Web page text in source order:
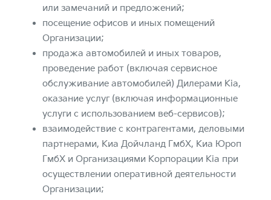
или замечаний и предложений;
посещение офисов и иных помещений
Организации;
продажа автомобилей и иных товаров,
проведение работ (включая сервисное
обслуживание автомобилей) Дилерами Kia,
оказание услуг (включая информационные
услуги с использованием веб-сервисов);
взаимодействие с контрагентами, деловыми
партнерами, Киа Дойчланд ГмбХ, Киа Юроп
ГмбХ и Организациями Корпорации Kia при
осуществлении оперативной деятельности
Организации;